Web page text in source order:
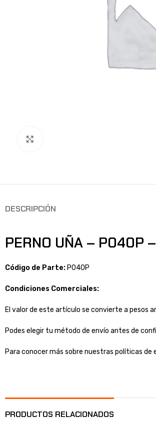
DESCRIPCIÓN
PERNO UÑA – P040P
Código de Parte: P040P
Condiciones Comerciales:
El valor de este artículo se convierte a pesos
Podes elegir tu método de envío antes de
Para conocer más sobre nuestras políticas de
PRODUCTOS RELACIONADOS